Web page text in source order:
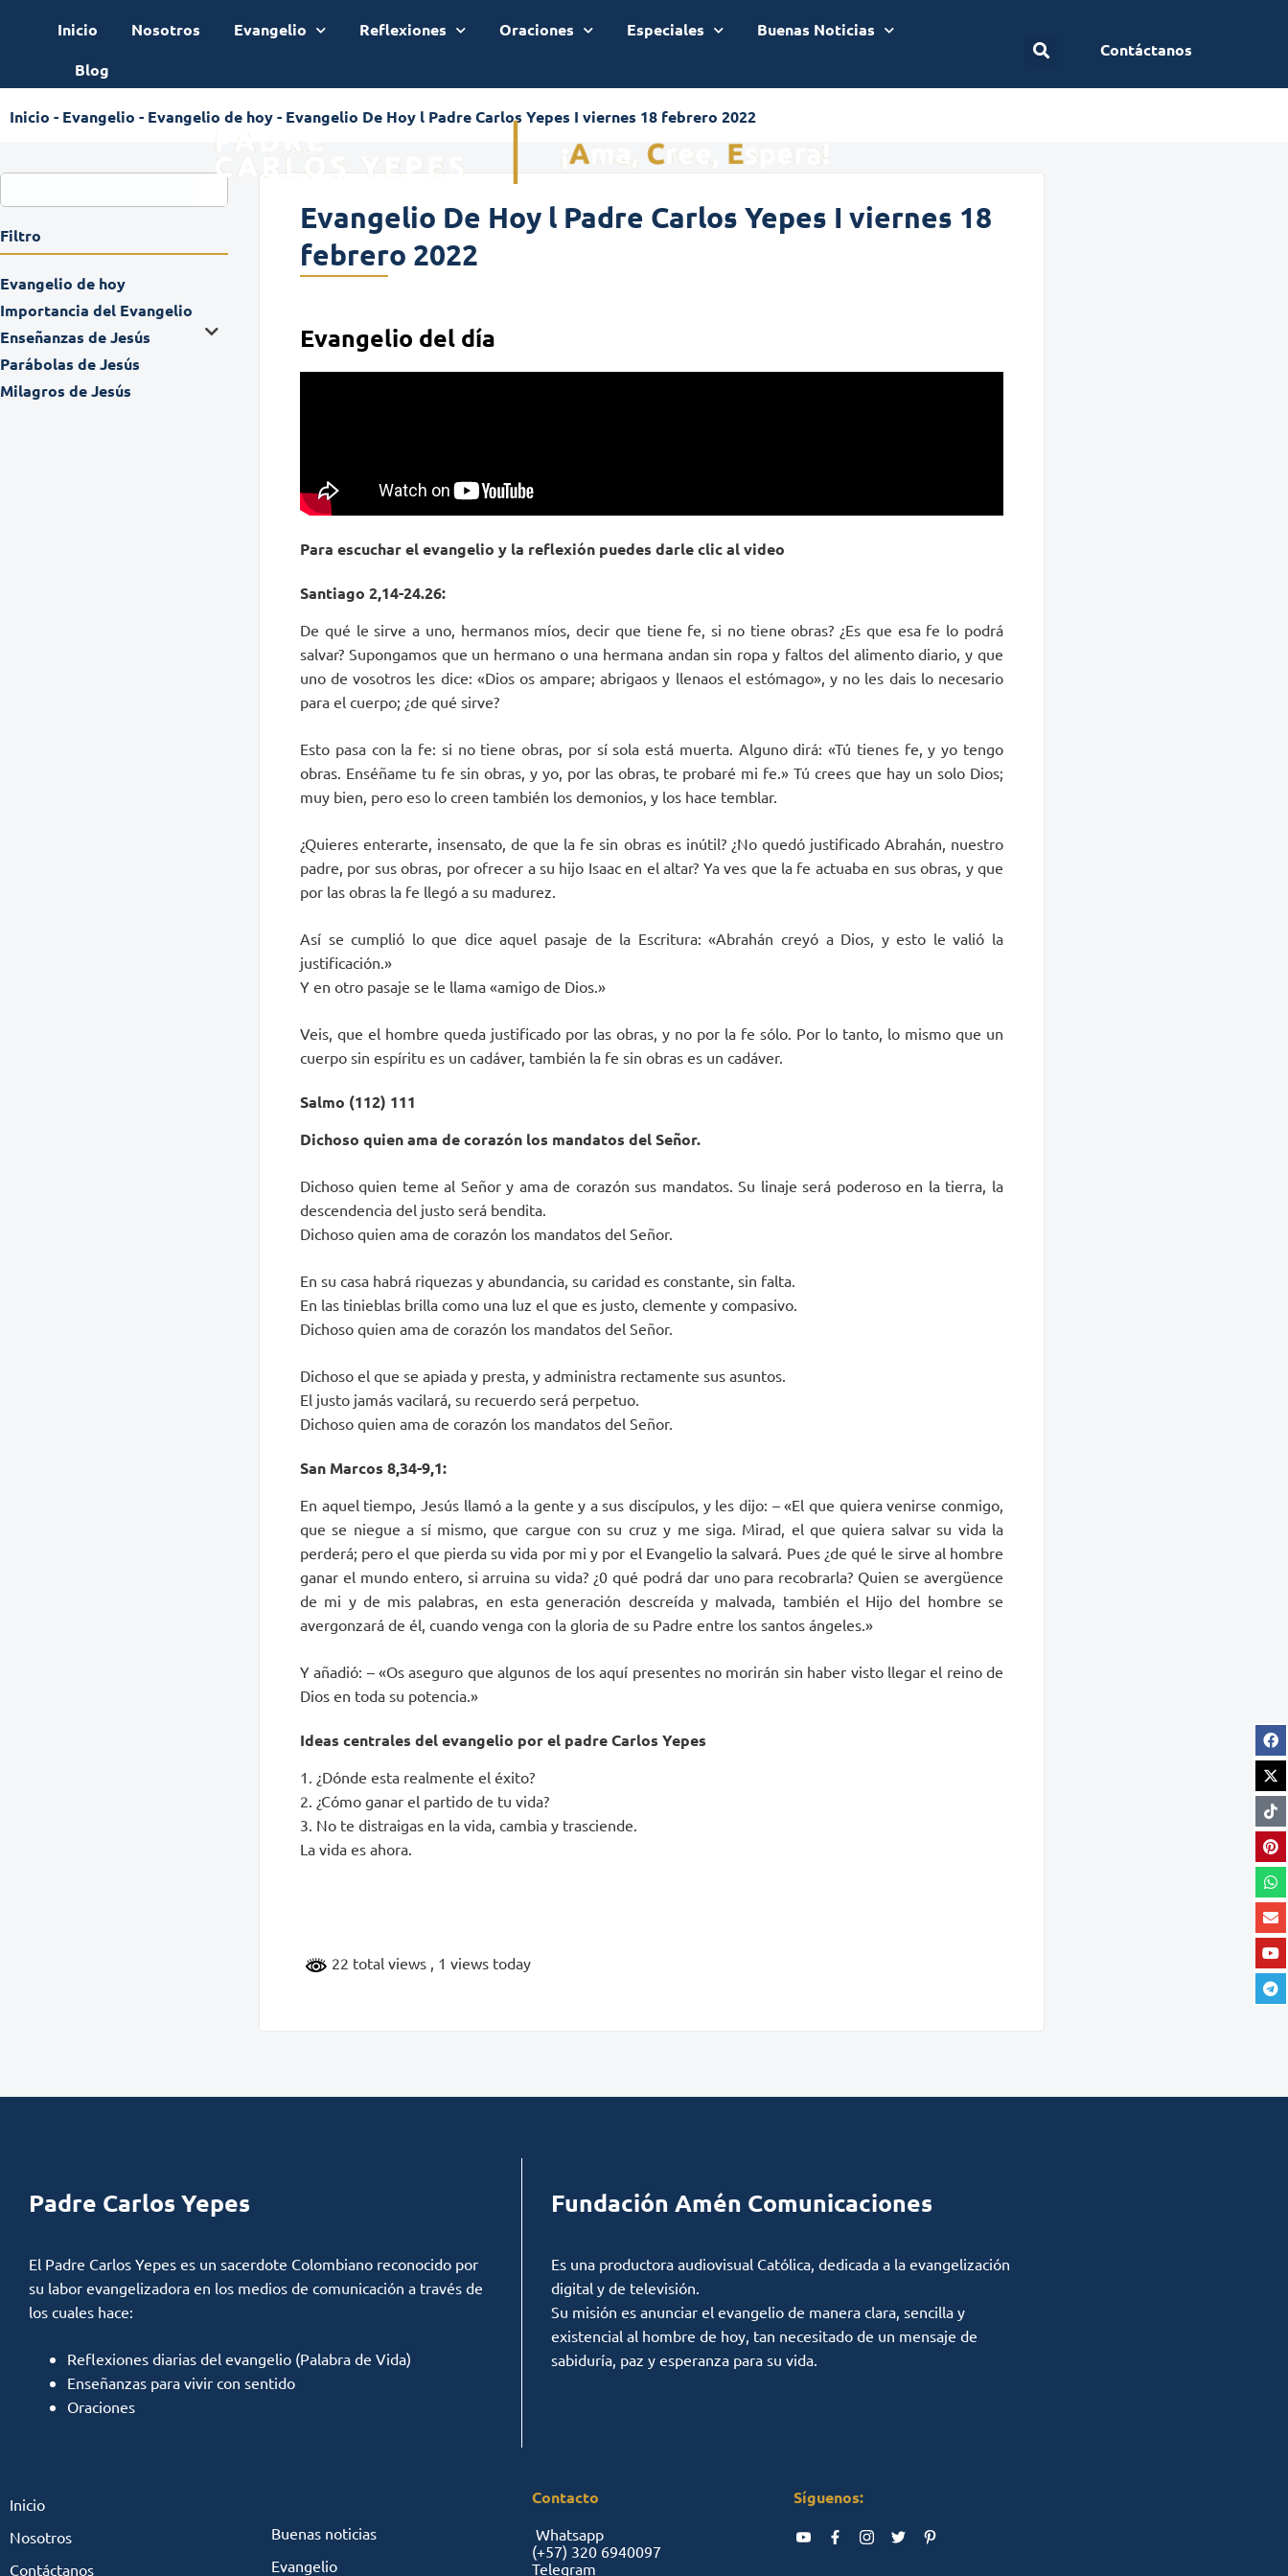
Inicio Nosotros Evangelio Reflexiones Oraciones Especiales
Buenas Noticias
Blog
Contáctanos
Inicio - Evangelio - Evangelio de hoy- Evangelio De Hoy l Padre Carlos Yepes I viernes 18 febrero 2022
Filtro
Evangelio de hoy
Importancia del Evangelio
Enseñanzas de Jesús
Parábolas de Jesús
Milagros de Jesús
Evangelio De Hoy l Padre Carlos Yepes I viernes 18
febrero 2022
Evangelio del día
Para escuchar el evangelio y la reflexión puedes darle clic al video
Santiago 2,14-24.26:
De qué le sirve a uno, hermanos míos, decir que tiene fe, si no tiene obras? ¿Es que esa fe lo podrá
salvar? Supongamos que un hermano o una hermana andan sin ropa y faltos del alimento diario, y que
uno de vosotros les dice: «Dios os ampare; abrigaos y llenaos el estómago», y no les dais lo necesario
para el cuerpo; ¿de qué sirve?
Esto pasa con la fe: si no tiene obras, por sí sola está muerta. Alguno dirá: «Tú tienes fe, y yo tengo
obras. Enséñame tu fe sin obras, y yo, por las obras, te probaré mi fe.» Tú crees que hay un solo Dios;
muy bien, pero eso lo creen también los demonios, y los hace temblar.
¿Quieres enterarte, insensato, de que la fe sin obras es inútil? ¿No quedó justificado Abrahán, nuestro
padre, por sus obras, por ofrecer a su hijo Isaac en el altar? Ya ves que la fe actuaba en sus obras, y que
por las obras la fe llegó a su madurez.
Así se cumplió lo que dice aquel pasaje de la Escritura: «Abrahán creyó a Dios, y esto le valió la
justificación.»
Y en otro pasaje se le llama «amigo de Dios.»
Veis, que el hombre queda justificado por las obras, y no por la fe sólo. Por lo tanto, lo mismo que un
cuerpo sin espíritu es un cadáver, también la fe sin obras es un cadáver.
Salmo (112) 111
Dichoso quien ama de corazón los mandatos del Señor.
Dichoso quien teme al Señor y ama de corazón sus mandatos. Su linaje será poderoso en la tierra, la
descendencia del justo será bendita.
Dichoso quien ama de corazón los mandatos del Señor.
En su casa habrá riquezas y abundancia, su caridad es constante, sin falta.
En las tinieblas brilla como una luz el que es justo, clemente y compasivo.
Dichoso quien ama de corazón los mandatos del Señor.
Dichoso el que se apiada y presta, y administra rectamente sus asuntos.
El justo jamás vacilará, su recuerdo será perpetuo.
Dichoso quien ama de corazón los mandatos del Señor.
San Marcos 8,34-9,1:
En aquel tiempo, Jesús llamó a la gente y a sus discípulos, y les dijo: – «El que quiera venirse conmigo,
que se niegue a sí mismo, que cargue con su cruz y me siga. Mirad, el que quiera salvar su vida la
perderá; pero el que pierda su vida por mi y por el Evangelio la salvará. Pues ¿de qué le sirve al hombre
ganar el mundo entero, si arruina su vida? ¿0 qué podrá dar uno para recobrarla? Quien se avergüence
de mi y de mis palabras, en esta generación descreída y malvada, también el Hijo del hombre se
avergonzará de él, cuando venga con la gloria de su Padre entre los santos ángeles.»
Y añadió: – «Os aseguro que algunos de los aquí presentes no morirán sin haber visto llegar el reino de
Dios en toda su potencia.»
Ideas centrales del evangelio por el padre Carlos Yepes
1. ¿Dónde esta realmente el éxito?
2. ¿Cómo ganar el partido de tu vida?
3. No te distraigas en la vida, cambia y trasciende.
La vida es ahora.
22 total views , 1 views today
Padre Carlos Yepes
El Padre Carlos Yepes es un sacerdote Colombiano reconocido por
su labor evangelizadora en los medios de comunicación a través de
los cuales hace:
Reflexiones diarias del evangelio (Palabra de Vida)
Enseñanzas para vivir con sentido
Oraciones
Fundación Amén Comunicaciones
Es una productora audiovisual Católica, dedicada a la evangelización
digital y de televisión.
Su misión es anunciar el evangelio de manera clara, sencilla y
existencial al hombre de hoy, tan necesitado de un mensaje de
sabiduría, paz y esperanza para su vida.
Inicio
Nosotros
Contáctanos
Buenas noticias
Evangelio
Contacto
Whatsapp
(+57) 320 6940097
Telegram
Síguenos: